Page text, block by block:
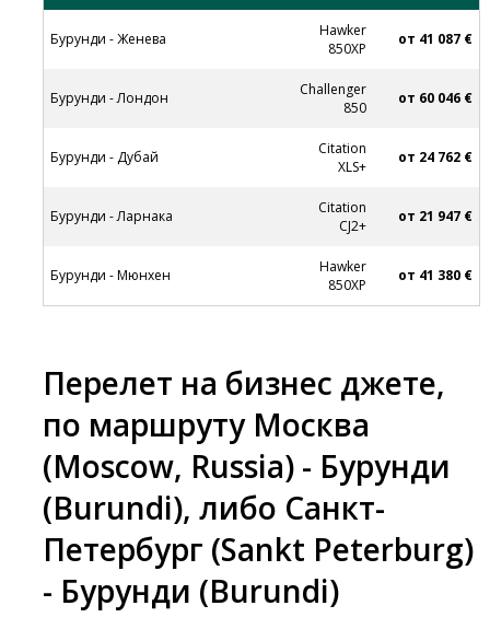
Бурунди - Женева
Hawker
850XP
от 41 087 €
Бурунди - Лондон
Challenger
850
от 60 046 €
Бурунди - Дубай
Citation
XLS+
от 24 762 €
Бурунди - Ларнака
Citation
CJ2+
от 21 947 €
Бурунди - Мюнхен
Hawker
850XP
от 41 380 €
Перелет на бизнес джете,
по маршруту Москва
(Moscow, Russia) - Бурунди
(Burundi), либо Санкт-
Петербург (Sankt Peterburg)
- Бурунди (Burundi)